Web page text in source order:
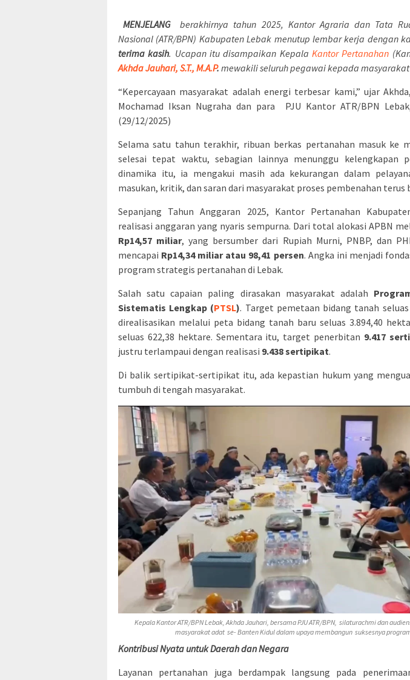
MENJELANG
berakhirnya tahun 2025, Kantor Agraria dan Tata
Nasional (ATR/BPN) Kabupaten Lebak menutup lembar kerja dengan
terima kasih. Ucapan itu disampaikan KepalaKantor Pertanahan
Akhda Jauhari, S.T., M.A.P. mewakili seluruh pegawai kepada
“Kepercayaan masyarakat adalah energi terbesar kami,” ujar
Mochamad Iksan Nugraha dan para PJU Kantor ATR/BPN
(29/12/2025)
Selama satu tahun terakhir, ribuan berkas pertanahan masuk ke
selesai tepat waktu, sebagian lainnya menunggu kelengkapan
dinamika itu, ia mengakui masih ada kekurangan dalam
masukan, kritik, dan saran dari masyarakat proses pembenahan terus
Sepanjang Tahun Anggaran 2025, Kantor Pertanahan
realisasi anggaran yang nyaris sempurna. Dari total alokasi APBN
Rp14,57 miliar, yang bersumber dari Rupiah Murni, PNBP, dan
mencapai Rp14,34 miliar atau 98,41 persen. Angka ini menjadi
program strategis pertanahan di Lebak.
Salah satu capaian paling dirasakan masyarakat adalah
Sistematis Lengkap (PTSL). Target pemetaan bidang tanah
direalisasikan melalui peta bidang tanah baru seluas 3.894,40
seluas 622,38 hektare. Sementara itu, target penerbitan 9.417
justru terlampaui dengan realisasi 9.438 sertipikat.
Di balik sertipikat-sertipikat itu, ada kepastian hukum yang
tumbuh di tengah masyarakat.
Kepala Kantor ATR/BPN Lebak, Akhda Jauhari, bersama PJU ATR/BPN, silaturachmi dan
masyarakat adat se- Banten Kidul dalam upaya membangun suksesnya
Kontribusi Nyata untuk Daerah dan Negara
Layanan pertanahan juga berdampak langsung pada